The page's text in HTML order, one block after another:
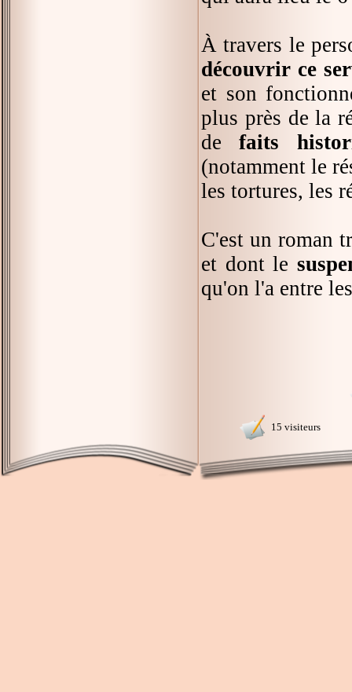
À travers le
découvrir ce
et son
plus près de la
defaits
(notamment le
les tortures, les
C'est un roman
et dont le
qu'on l'a entre
15 visiteurs